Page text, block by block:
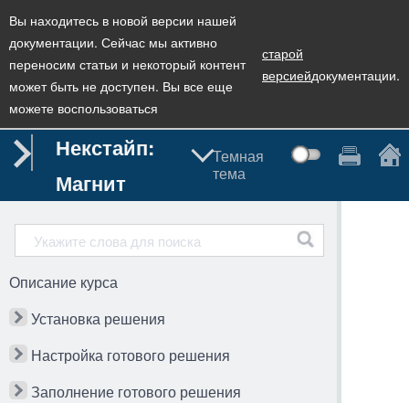
Вы находитесь в новой версии нашей
документации. Сейчас мы активно
переносим статьи и некоторый контент
может быть не доступен. Вы все еще
можете воспользоваться
старой
версиейдокументации.
Некстайп:
Магнит
Темная
тема
Описание курса
Установка решения
Настройка готового решения
Заполнение готового решения